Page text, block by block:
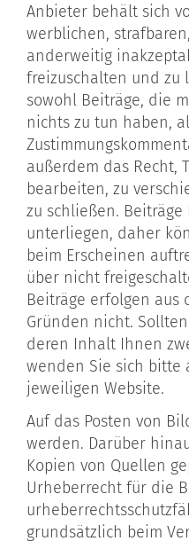
Anbieter behält sich
werblichen,
anderweitig
freizuschalten und zu
sowohl Beiträge, die
nichts zu tun haben,
außerdem das Recht,
bearbeiten, zu
zu schließen.
unterliegen, daher
beim Erscheinen
über nicht
Beiträge erfolgen aus
Gründen nicht.
deren Inhalt Ihnen
wenden Sie sich bitte
jeweiligen Website.
Auf das Posten von
werden. Darüber
Kopien von Quellen
Urheberrecht für die
grundsätzlich beim